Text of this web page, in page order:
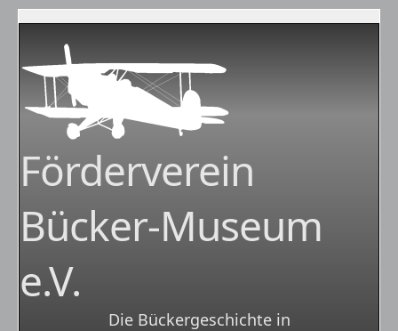
Förderverein
Bücker-Museum
e.V.
Die Bückergeschichte in